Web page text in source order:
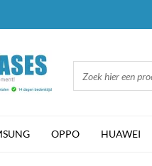
OPPO HUAWEI